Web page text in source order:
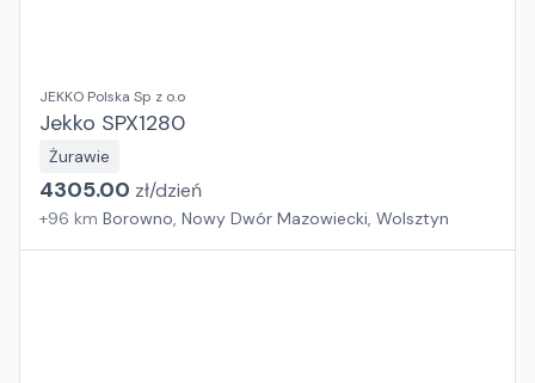
JEKKO Polska Sp z o.o
Jekko SPX1280
Żurawie
4305.00 zł/dzień
+96 km Borowno, Nowy Dwór Mazowiecki, Wolsztyn